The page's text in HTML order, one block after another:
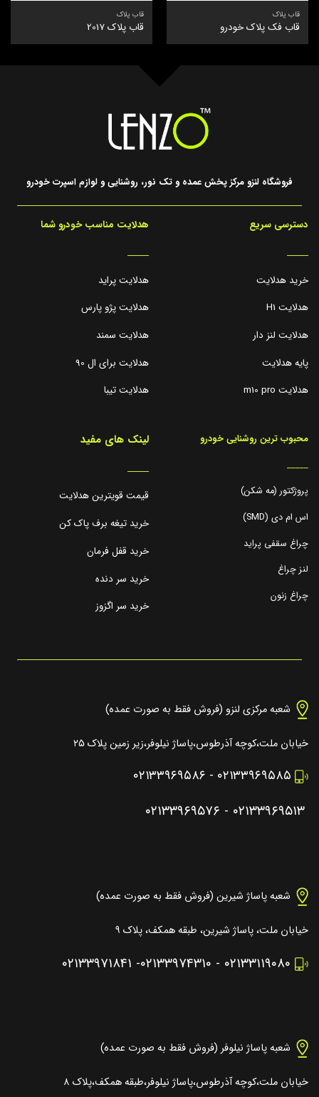
قاب پلاک
قاب فک پلاک خودرو
قاب پلاک
قاب پلاک 2017
فروشگاه لنزو مرکز پخش عمده و تک نور، روشنایی و لوازم اسپرت خودرو
دسترسی سریع
_____
خرید هدلایت
هدلایت H1
هدلایت لنز دار
پایه هدلایت
هدلایت m10 pro
هدلایت مناسب خودرو شما
_____
هدلایت پراید
هدلایت پژو پارس
هدلایت سمند
هدلایت برای ال 90
هدلایت تیبا
محبوب ترین روشنایی خودرو
_____
پروژکتور (مه شکن)
اس ام دی (SMD)
چراغ سقفی پراید
لنز چراغ
چراغ زنون
لینک های مفید
_____
قیمت قویترین هدلایت
خرید تیغه برف پاک کن
خرید قفل فرمان
خرید سر دنده
خرید سر اگزوز
شعبه مرکزی لنزو (فروش فقط به صورت عمده)
خیابان ملت،کوچه آذرطوس،پاساژ نیلوفر،زیر زمین پلاک ۲۵
۰۲۱۳۳۹۶۹۵۸۵ - ۰۲۱۳۳۹۶۹۵۸۶
۰۲۱۳۳۹۶۹۵۱۳ - ۰۲۱۳۳۹۶۹۵۷۶
شعبه پاساژ شیرین (فروش فقط به صورت عمده)
خیابان ملت، پاساژ شیرین، طبقه همکف، پلاک ۹
۰۲۱۳۳۱۱۹۰۸۰ - ۰۲۱۳۳۹۷۴۳۱۰- ۰۲۱۳۳۹۷۱۸۴۱
شعبه پاساژ نیلوفر (فروش فقط به صورت عمده)
خیابان ملت،کوچه آذرطوس،پاساژ نیلوفر،طبقه همکف،پلاک ۸